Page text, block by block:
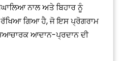
ਨਾਲ ਅਤੇ ਬਿਹਾਰ ਨੂੰ
ਰੱਖਿਆ ਗਿਆ ਹੈ, ਜੋ ਇਸ ਪ੍ਰੋਗਰਾਮ
ਆਦਾਨ-ਪ੍ਰਦਾਨ ਦੀ